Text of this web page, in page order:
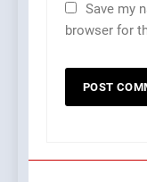
Save my
browser for